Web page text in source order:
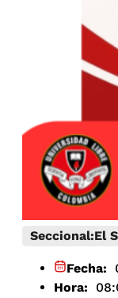
Seccional:El
Fecha:
Hora: